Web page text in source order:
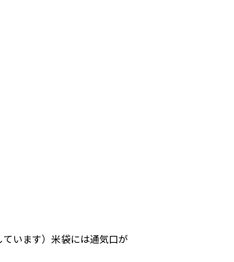
います）米袋には通気口が